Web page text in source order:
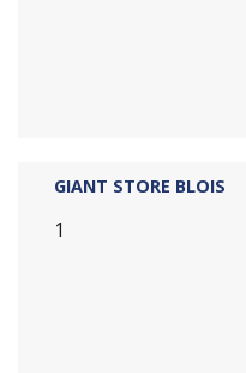
GIANT STORE BLOIS
1